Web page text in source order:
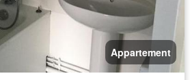
Appartement